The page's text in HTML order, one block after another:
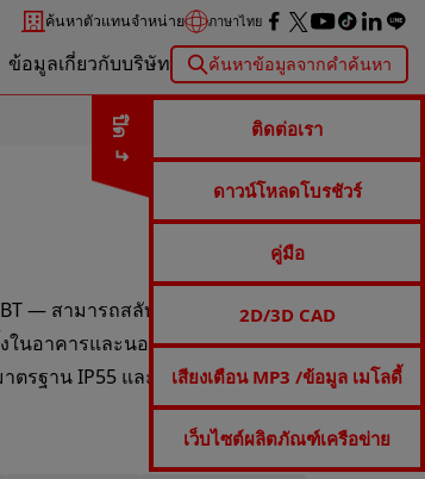
ค้นหาตัวแทนจำหน่าย ภาษาไทย
ข้อมูลเกี่ยวกับบริษัท ค้นหาข้อมูลจากคำค้นหา
ปิด ติดต่อเรา
ดาวน์โหลดโบรชัวร์
คู่มือ
2D/3D CAD
เสียงเตือน MP3 /ข้อมูล เมโลดี้
เว็บไซต์ผลิตภัณฑ์เครือข่าย
— สามารถสลับโหมด “รูปแบบการกระ
ในอาคารและนอกอาคาร ทั้งกลางวันและ
ตรฐาน IP55 และดีไซน์ไร้สายขนาด